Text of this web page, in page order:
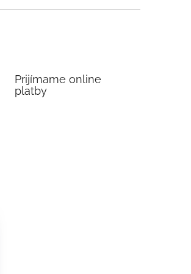
Prijímame online
platby